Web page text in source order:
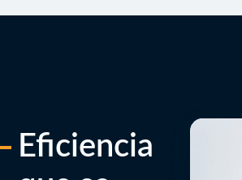
Eficiencia